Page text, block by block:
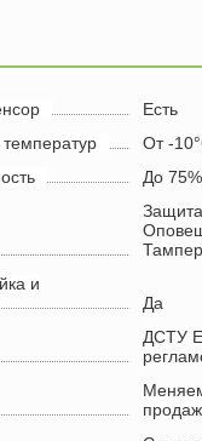
Есть
От -
До 75%
и
Да
ДСТУ